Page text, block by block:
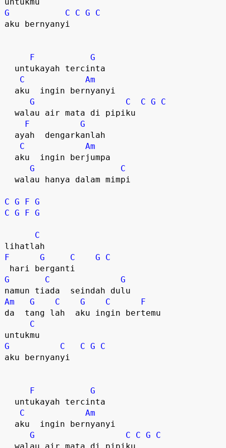
G
C C G
C
aku bernyanyi
F
G
C
Am
G
C C G
C
F
G
C
Am
G
C
C G F G
C G F G
C
F
G C G
C
G
C
G
Am
G C G C
F
da  tang lah  aku ingin bertemu
C
G
C C G
C
aku bernyanyi
F
G
C
Am
G
C C G
C